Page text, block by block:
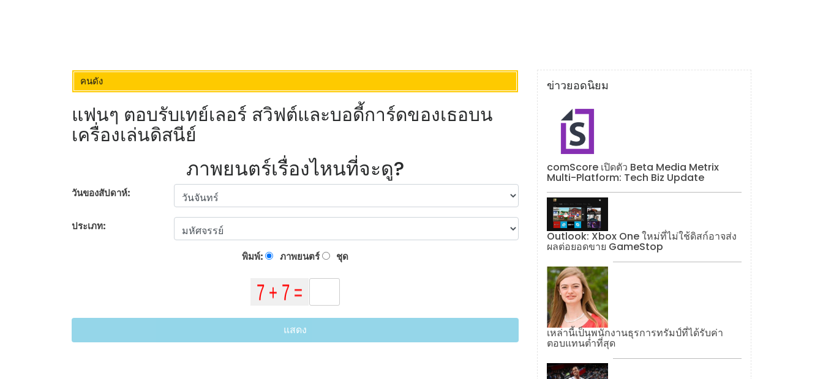
คนดัง
แฟนๆ ตอบรับเทย์เลอร์ สวิฟต์และบอดี้การ์ดของเธอบน
เครื่องเล่นดิสนีย์
ภาพยนตร์เรื่องไหนที่จะดู?
วันของสัปดาห์:
ประเภท:
พิมพ์: ภาพยนตร์ ชุด
แสดง
ข่าวยอดนิยม
comScore เปิดตัว Beta Media Metrix
Multi-Platform: Tech Biz Update
Outlook: Xbox One ใหม่ที่ไม่ใช้ดิสก์อาจส่ง
ผลต่อยอดขาย GameStop
เหล่านี้เป็นพนักงานธุรการทรัมป์ที่ได้รับค่า
ตอบแทนต่ำที่สุด